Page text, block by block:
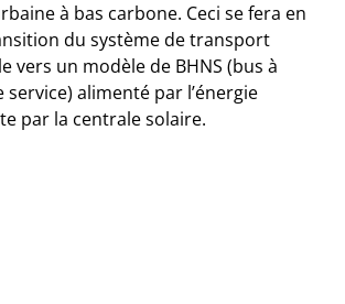
à bas carbone. Ceci se fera en
du système de transport
vers un modèle de BHNS (bus à
service) alimenté par l’énergie
par la centrale solaire.